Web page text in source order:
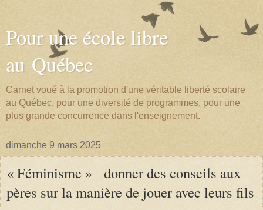
Pour une école libre
au Québec
Carnet voué à la promotion d'une véritable liberté scolaire
au Québec, pour une diversité de programmes, pour une
plus grande concurrence dans l'enseignement.
dimanche 9 mars 2025
« Féminisme » donner des conseils aux
pères sur la manière de jouer avec leurs fils